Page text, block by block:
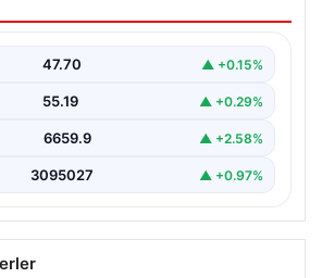
Türkiye, Suudi
çıktı
47.70 ▲ +0.15%
55.19 ▲ +0.29%
6659.9 ▲ +2.58%
3095027 ▲ +0.97%